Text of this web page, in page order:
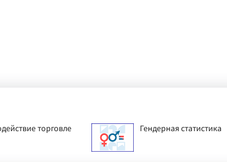
торговле
Гендерная статистика